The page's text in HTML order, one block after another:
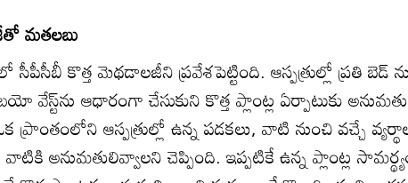
మతలబు
సీపీసీబీ కొత్త మెథడాలజీని ప్రవేశపెట్టింది. ఆస్పత్రుల్లో ప్రతి బెడ్‌
వేస్ట్‌ను ఆధారంగా చేసుకుని కొత్త ప్లాంట్ల ఏర్పాటుకు
ప్రాంతంలోని ఆస్పత్రుల్లో ఉన్న పడకలు, వాటి నుంచి వచ్చే
అనుమతులివ్వాలని చెప్పింది. ఇప్పటికే ఉన్న ప్లాంట్ల